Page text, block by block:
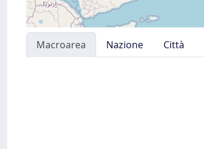
Macroarea Nazione Città